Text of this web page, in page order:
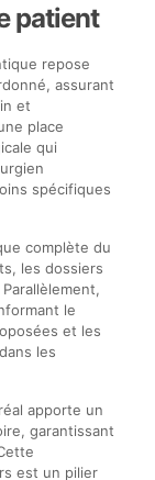
patient
repose
assurant
et
place
qui
spécifiques
complète du
les dossiers
le
et les
les
apporte un
garantissant
est un pilier